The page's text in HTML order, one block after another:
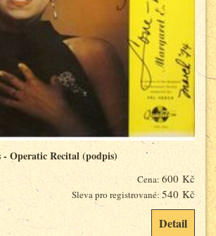
Operatic Recital (podpis)
Cena: 600 Kč
Sleva pro registrované: 540 Kč
Detail